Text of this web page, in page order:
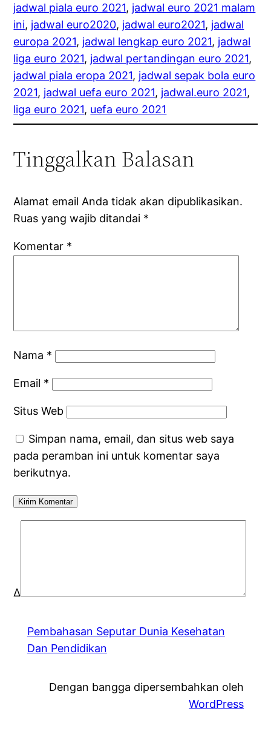
jadwal piala euro 2021, jadwal euro 2021 malam
ini, jadwal euro2020, jadwal euro2021, jadwal
europa 2021, jadwal lengkap euro 2021, jadwal
liga euro 2021, jadwal pertandingan euro 2021
jadwal piala eropa 2021, jadwal sepak bola euro
2021, jadwal uefa euro 2021, jadwal.euro 2021
liga euro 2021, uefa euro 2021
Tinggalkan Balasan
Alamat email Anda tidak akan dipublikasikan.
Ruas yang wajib ditandai *
Komentar *
Nama *
Email *
Situs Web
Simpan nama, email, dan situs web saya
pada peramban ini untuk komentar saya
berikutnya.
Δ
Pembahasan Seputar Dunia Kesehatan
Dan Pendidikan
Dengan bangga dipersembahkan oleh
WordPress